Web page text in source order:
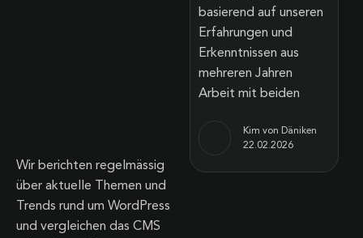
Wir berichten regelmässig
über aktuelle Themen und
Trends rund um WordPress
und vergleichen das CMS
Ato Herzig
23.02.2026
basierend auf unseren
Erfahrungen und
Erkenntnissen aus
mehreren Jahren
Arbeit mit beiden
Kim von Däniken
22.02.2026